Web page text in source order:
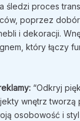
śledzi proces
poprzez dobór
i dekoracji.
który łączy
“Odkryj
wnętrz tworzą
osobowość i styl